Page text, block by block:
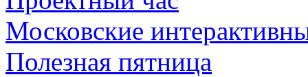
Московские
Полезная пятница